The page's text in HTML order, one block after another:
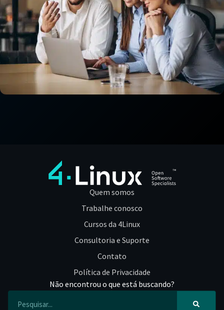
Quem somos
Trabalhe conosco
Cursos da 4Linux
Consultoria e Suporte
Contato
Política de Privacidade
Não encontrou o que está buscando?